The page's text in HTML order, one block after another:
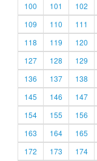
100
101 102
109
110 111
118
119 120
127
128 129
136
137 138
145
146 147
154
155 156
163
164 165
172
173 174